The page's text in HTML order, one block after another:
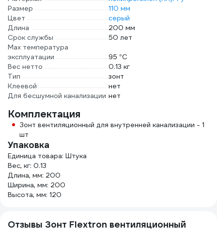
Размер
110 мм
Цвет
серый
Длина
200 мм
Срок службы
50 лет
Max температура
эксплуатации
95 °С
Вес нетто
0.13 кг
Тип
зонт
Клеевой
нет
Для бесшумной канализации нет
Комплектация
Зонт вентиляционный для внутренней канализации - 1
шт
Упаковка
Единица товара: Штука
Вес, кг: 0.13
Длина, мм: 200
Ширина, мм: 200
Высота, мм: 120
Отзывы Зонт Flextron вентиляционный